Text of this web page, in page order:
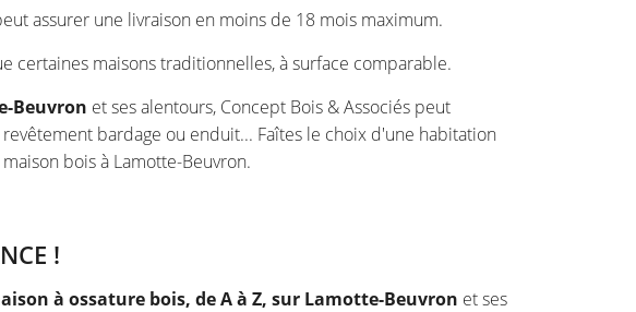
assurer une livraison en moins de 18 mois maximum.
certaines maisons traditionnelles, à surface comparable.
Beuvron et ses alentours, Concept Bois & Associés peut
bardage ou enduit... Faîtes le choix d'une habitation
bois à Lamotte-Beuvron.
!
à ossature bois, de A à Z, sur Lamotte-Beuvron et ses